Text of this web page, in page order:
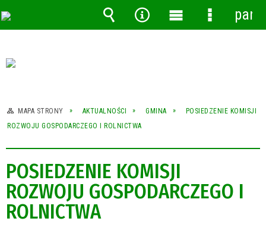
MAPA STRONY AKTUALNOŚCI GMINA
POSIEDZENIE KOMISJI
ROZWOJU GOSPODARCZEGO I ROLNICTWA
POSIEDZENIE KOMISJI
ROZWOJU GOSPODARCZEGO I
ROLNICTWA
Wyszukiwarka
Narzędzia
MenuMenu